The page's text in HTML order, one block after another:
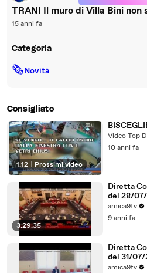
TRANI Il muro di Villa Bini
15 anni fa
Categoria
🗞Novità
Consigliato
1:12 Prossimi video
Video Top
10 anni fa
3:29:35
Diretta
del 28/
amica9tv
9 anni fa
Diretta
del 31/07/
amica9tv